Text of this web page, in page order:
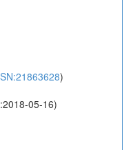
)
05-16)